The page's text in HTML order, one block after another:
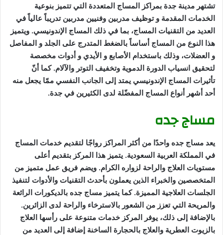
تشتهر مدينة جدة بمراكز المساج المتعددة التي تتميز بنوعية
الخدمات المقدمة و توظيف مدربين وفنيين مدربين تدريباً عالياً في
العديد من التقنيات المساج، بما في ذلك المساج الإندونيسي. ويتميز
هذا النوع من المساج أساساً بالضغط المتدرج على الجلد و المفاصل
و العضلات، وذلك باستخدام الأصابع و الأيدي و أدوات مخصصة
لتحقيق انسياب الدورة الدموية وتخفيف التوتر والآلام. كما أنّ
تأثيرات المساج الإندونيسي يمتد إلى الجانب النفسي ممّا يجعل منه
أحد أشهر أنواع المساج المفضّلة لدى الكثيرين في جدة.
مساج جده
يعد مساج جده واحدًا من أكثر المراكز رواجًا لتقديم خدمات المساج
في المملكة العربية السعودية. يتميز هذا المركز بتقديم أعلى
مستويات العلاج والراحة لزواره الكرام. ويضم فريق عمل متميز من
المتخصصين والخبراء الذين يعملون بأحدث التقنيات والأدوات لتنفيذ
الجلسات العلاجية المميزة. كما يتميز مساج جده بالديكورات الرائعة
والمريحة التي تعزز من الشعور بالاسترخاء والراحة لدى الزائرين.
بالإضافة إلى ذلك، يوفر المركز خدمات متنوعة على رأسها العلاج
بالزيوت العطرية والعلاج بالحجارة الساخنة إضافة إلى العديد من